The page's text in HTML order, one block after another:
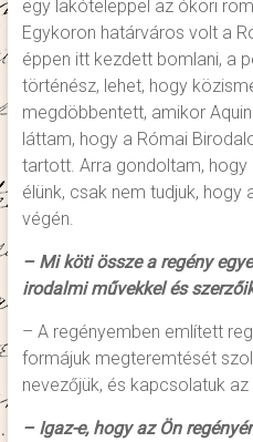
egy lakóteleppel az ókori
Egykoron határváros volt a
éppen itt kezdett bomlani, a
történész, lehet, hogy
megdöbbentett, amikor
láttam, hogy a Római
tartott. Arra gondoltam, hogy
élünk, csak nem tudjuk, hogy
végén.
– Mi köti össze a regény
irodalmi művekkel és
– A regényemben említett
formájuk megteremtését
nevezőjük, és kapcsolatuk
– Igaz-e, hogy az Ön